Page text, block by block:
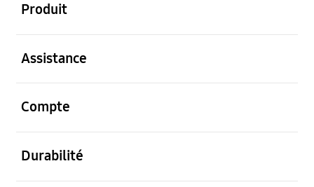
Produit
Assistance
Compte
Durabilité